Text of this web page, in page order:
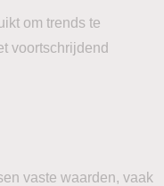
om trends te
voortschrijdend
vaste waarden, vaak